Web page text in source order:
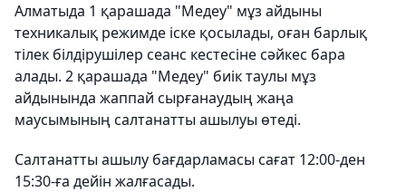
Алматыда 1 қарашада "Медеу" мұз айдыны
техникалық режимде іске қосылады, оған барлық
тілек білдірушілер сеанс кестесіне сәйкес бара
алады. 2 қарашада "Медеу" биік таулы мұз
айдынында жаппай сырғанаудың жаңа
маусымының салтанатты ашылуы өтеді.
Салтанатты ашылу бағдарламасы сағат 12:00-ден
15:30-ға дейін жалғасады.